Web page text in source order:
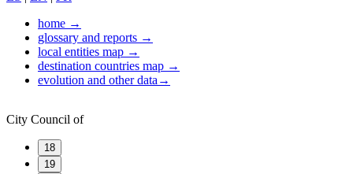
home →
glossary and reports →
local entities map →
destination countries map →
evolution and other data→
City Council of
18
19